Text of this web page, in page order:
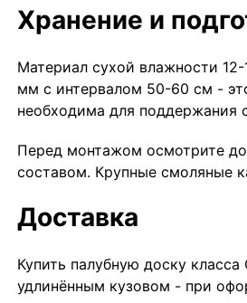
Хранение и
Материал сухой влажности
мм с интервалом 50-60 см -
необходима для поддержания
Перед монтажом осмотрите
составом. Крупные смоляные
Доставка
Купить палубную доску
удлинённым кузовом - при